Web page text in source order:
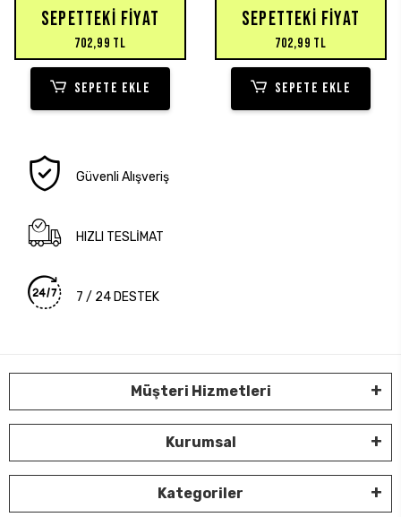
SEPETTEKI FIYAT
702,99 TL
SEPETE EKLE
SEPETTEKI FIYAT
702,99 TL
SEPETE EKLE
Güvenli Alışveriş
HIZLI TESLİMAT
7 / 24 DESTEK
Müşteri Hizmetleri
Kurumsal
Kategoriler